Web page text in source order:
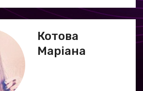
Котова
Маріана